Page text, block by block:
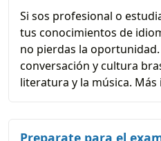
Si sos profesional o
tus conocimientos de
no pierdas la
conversación y cultura
literatura y la música.
Preparate para el